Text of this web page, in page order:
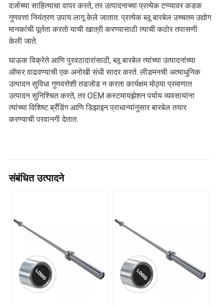
दर्जाच्या साहित्याचा वापर करते, तर उत्पादनाच्या प्रत्येक टप्प्यावर कडक
गुणवत्ता नियंत्रण उपाय लागू केले जातात. प्रत्येक ब्लू बारबेल उच्चतम उद्योग
मानकांची पूर्तता करतो याची खात्री करण्यासाठी त्याची कठोर तपासणी
केली जाते.
घाऊक विक्रेते आणि पुरवठादारांसाठी, ब्लू बारबेल त्यांच्या उत्पादनांच्या
ऑफर वाढवण्याची एक अनोखी संधी सादर करते. लीडमनची अत्याधुनिक
उत्पादन सुविधा गुणवत्तेशी तडजोड न करता कार्यक्षम मोठ्या प्रमाणात
उत्पादन सुनिश्चित करते, तर OEM कस्टमायझेशन पर्याय व्यवसायांना
त्यांच्या विशिष्ट ब्रँडिंग आणि डिझाइन प्राधान्यांनुसार बारबेल तयार
करण्याची परवानगी देतात.
संबंधित उत्पादने